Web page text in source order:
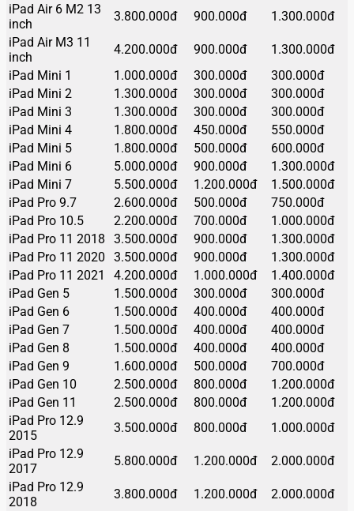
iPad Air 6 M2 13
inch
3.800.000đ 900.000đ
1.300.000đ
iPad Air M3 11
inch
4.200.000đ 900.000đ
1.300.000đ
iPad Mini 1
1.000.000đ 300.000đ
300.000đ
iPad Mini 2
1.300.000đ 300.000đ
300.000đ
iPad Mini 3
1.300.000đ 300.000đ
300.000đ
iPad Mini 4
1.800.000đ 450.000đ
550.000đ
iPad Mini 5
1.800.000đ 500.000đ
600.000đ
iPad Mini 6
5.000.000đ 900.000đ
1.300.000đ
iPad Mini 7
5.500.000đ 1.200.000đ
1.500.000đ
iPad Pro 9.7
2.600.000đ 500.000đ
750.000đ
iPad Pro 10.5
2.200.000đ 700.000đ
1.000.000đ
iPad Pro 11 2018
3.500.000đ 900.000đ
1.300.000đ
iPad Pro 11 2020
3.500.000đ 900.000đ
1.300.000đ
iPad Pro 11 2021
4.200.000đ 1.000.000đ
1.400.000đ
iPad Gen 5
1.500.000đ 300.000đ
300.000đ
iPad Gen 6
1.500.000đ 400.000đ
400.000đ
iPad Gen 7
1.500.000đ 400.000đ
400.000đ
iPad Gen 8
1.500.000đ 400.000đ
400.000đ
iPad Gen 9
1.600.000đ 500.000đ
700.000đ
iPad Gen 10
2.500.000đ 800.000đ
1.200.000đ
iPad Gen 11
2.500.000đ 800.000đ
1.200.000đ
iPad Pro 12.9
2015
3.500.000đ 800.000đ
1.000.000đ
iPad Pro 12.9
2017
5.800.000đ 1.200.000đ
2.000.000đ
iPad Pro 12.9
2018
3.800.000đ 1.200.000đ
2.000.000đ